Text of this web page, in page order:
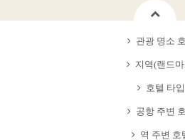
관광 명소
지역(랜드
호텔 타입
공항 주변
역 주변 호